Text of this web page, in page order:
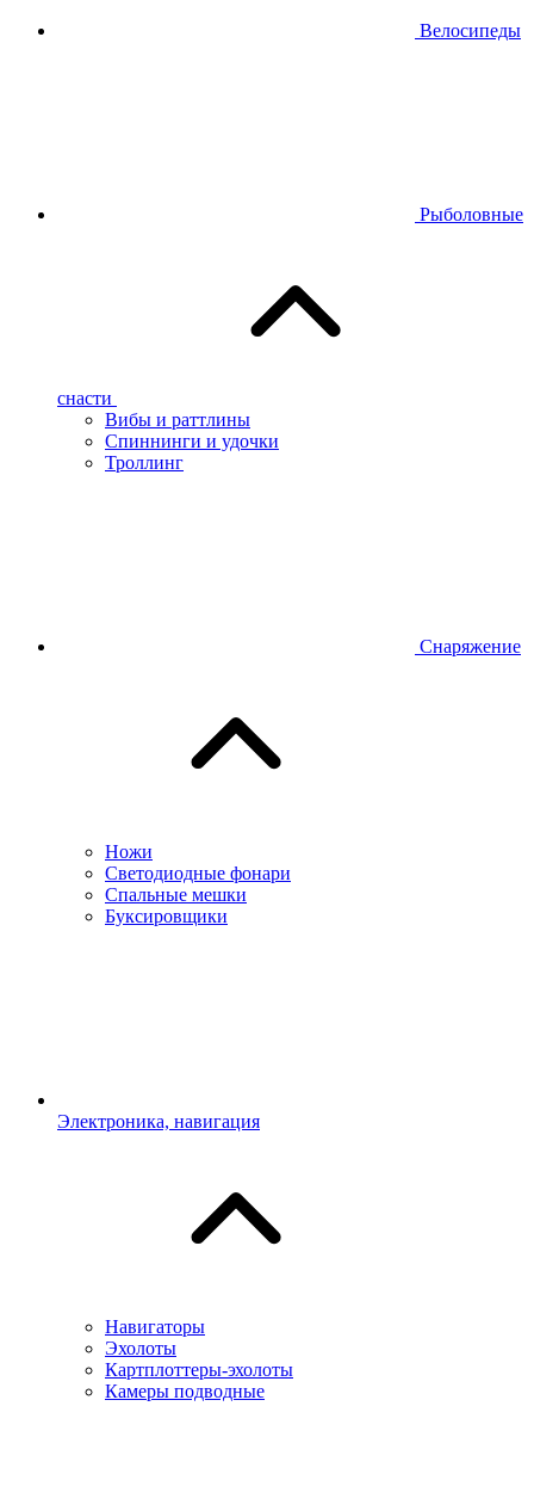
Велосипеды
Рыболовные
снасти
Вибы и раттлины
Спиннинги и удочки
Троллинг
Снаряжение
Ножи
Светодиодные фонари
Спальные мешки
Буксировщики
Электроника, навигация
Навигаторы
Эхолоты
Картплоттеры-эхолоты
Камеры подводные